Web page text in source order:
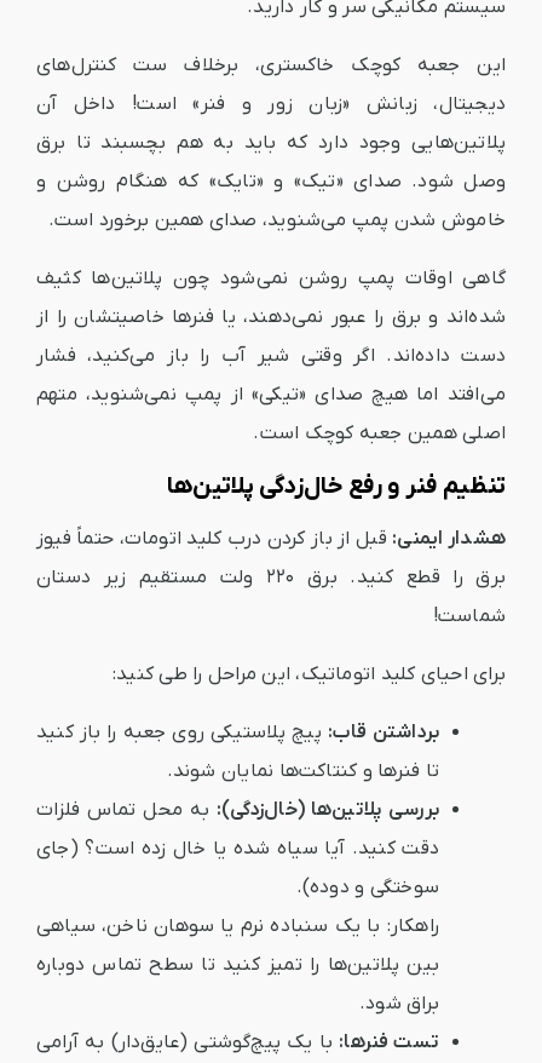
سیستم مکانیکی سر و کار دارید.
این جعبه کوچک خاکستری، برخلاف ست کنترل‌های
دیجیتال، زبانش «زبان زور و فنر» است! داخل آن
پلاتین‌هایی وجود دارد که باید به هم بچسبند تا برق
وصل شود. صدای «تیک» و «تایک» که هنگام روشن و
خاموش شدن پمپ می‌شنوید، صدای همین برخورد است.
گاهی اوقات پمپ روشن نمی‌شود چون پلاتین‌ها کثیف
شده‌اند و برق را عبور نمی‌دهند، یا فنرها خاصیتشان را از
دست داده‌اند. اگر وقتی شیر آب را باز می‌کنید، فشار
می‌افتد اما هیچ صدای «تیکی» از پمپ نمی‌شنوید، متهم
اصلی همین جعبه کوچک است.
تنظیم فنر و رفع خال‌زدگی پلاتین‌ها
هشدار ایمنی: قبل از باز کردن درب کلید اتومات، حتماً فیوز
برق را قطع کنید. برق ۲۲۰ ولت مستقیم زیر دستان
شماست!
برای احیای کلید اتوماتیک، این مراحل را طی کنید:
برداشتن قاب: پیچ پلاستیکی روی جعبه را باز کنید
تا فنرها و کنتاکت‌ها نمایان شوند.
بررسی پلاتین‌ها (خال‌زدگی): به محل تماس فلزات
دقت کنید. آیا سیاه شده یا خال زده است؟ (جای
سوختگی و دوده).
راهکار: با یک سنباده نرم یا سوهان ناخن، سیاهی
بین پلاتین‌ها را تمیز کنید تا سطح تماس دوباره
براق شود.
تست فنرها: با یک پیچ‌گوشتی (عایق‌دار) به آرامی